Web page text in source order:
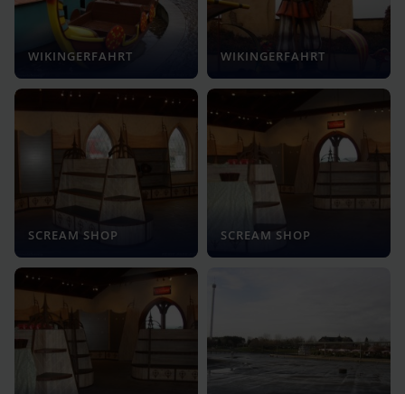
WIKINGERFAHRT WIKINGERFAHRT
SCREAM SHOP SCREAM SHOP